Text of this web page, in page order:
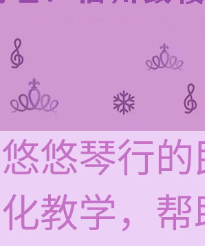
悠琴行
教学，